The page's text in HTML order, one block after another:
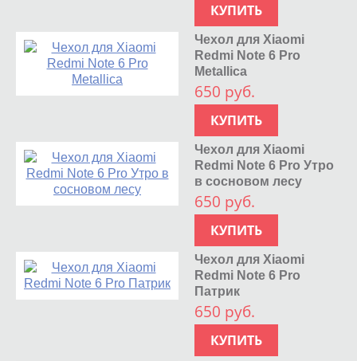
КУПИТЬ
Чехол для Xiaomi
Redmi Note 6 Pro
Metallica
650 руб.
КУПИТЬ
Чехол для Xiaomi
Redmi Note 6 Pro Утро
в сосновом лесу
650 руб.
КУПИТЬ
Чехол для Xiaomi
Redmi Note 6 Pro
Патрик
650 руб.
КУПИТЬ